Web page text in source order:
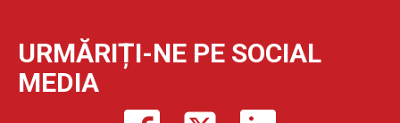
URMĂRIȚI-NE PE SOCIAL
MEDIA